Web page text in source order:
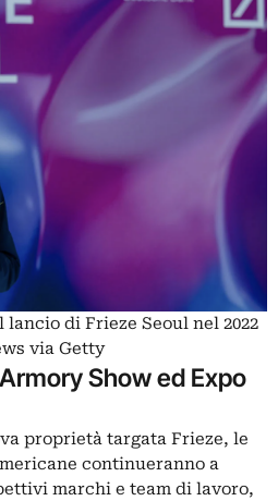
lancio di Frieze Seoul nel 2022
via Getty
Show ed Expo
proprietà targata Frieze, le
continueranno a
marchi e team di lavoro,